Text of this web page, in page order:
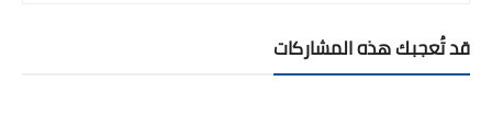
قد تُعجبك هذه المشاركات